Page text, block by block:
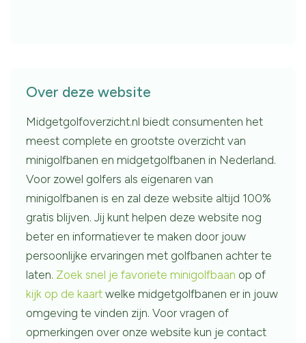
Over deze website
Midgetgolfoverzicht.nl biedt consumenten het
meest complete en grootste overzicht van
minigolfbanen en midgetgolfbanen in Nederland.
Voor zowel golfers als eigenaren van
minigolfbanen is en zal deze website altijd 100%
gratis blijven. Jij kunt helpen deze website nog
beter en informatiever te maken door jouw
persoonlijke ervaringen met golfbanen achter te
laten. Zoek snel je favoriete minigolfbaan op of
kijk op de kaart welke midgetgolfbanen er in jouw
omgeving te vinden zijn. Voor vragen of
opmerkingen over onze website kun je contact